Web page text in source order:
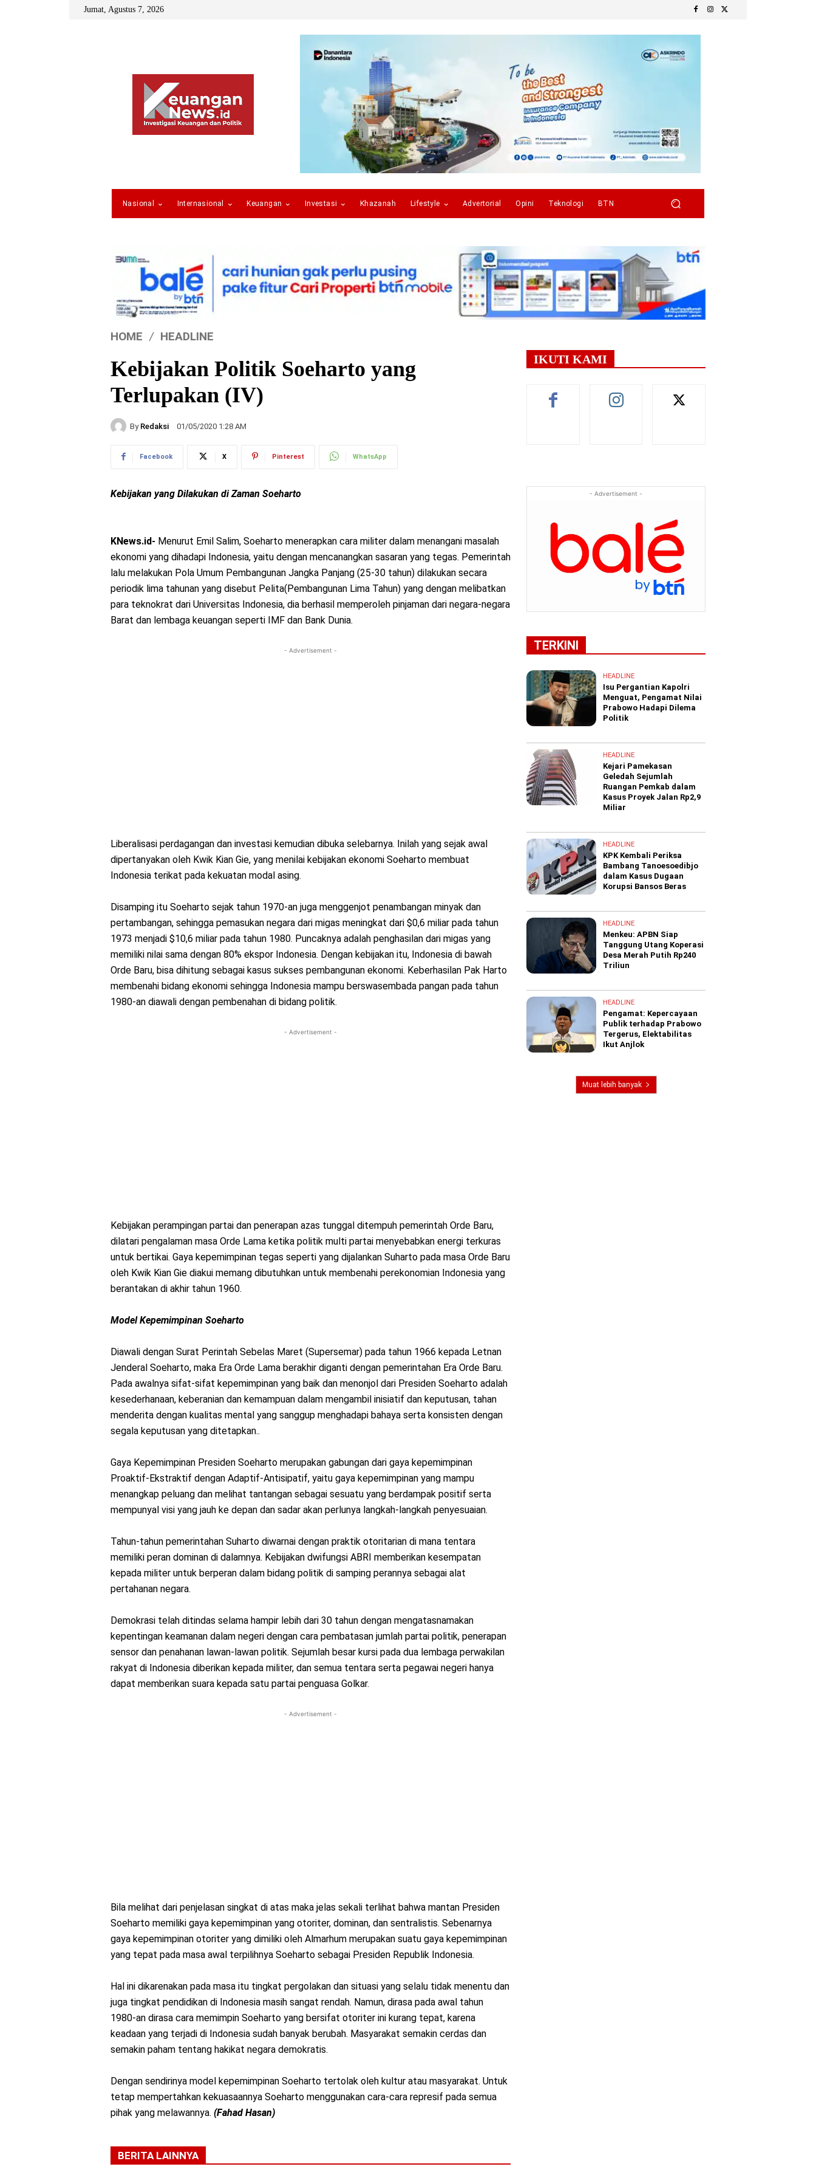
Jumat, Agustus 7, 2026
Nasional Internasional Keuangan Investasi Khazanah Lifestyle Advertorial Opini Teknologi BTN
HOME HEADLINE
Kebijakan Politik Soeharto yang
Terlupakan (IV)
By Redaksi 01/05/2020 1:28 AM
Facebook X Pinterest WhatsApp
Kebijakan yang Dilakukan di Zaman Soeharto
KNews.id- Menurut Emil Salim, Soeharto menerapkan cara militer dalam menangani masalah
ekonomi yang dihadapi Indonesia, yaitu dengan mencanangkan sasaran yang tegas. Pemerintah
lalu melakukan Pola Umum Pembangunan Jangka Panjang (25-30 tahun) dilakukan secara
periodik lima tahunan yang disebut Pelita(Pembangunan Lima Tahun) yang dengan melibatkan
para teknokrat dari Universitas Indonesia, dia berhasil memperoleh pinjaman dari negara-negara
Barat dan lembaga keuangan seperti IMF dan Bank Dunia.
- Advertisement -
Liberalisasi perdagangan dan investasi kemudian dibuka selebarnya. Inilah yang sejak awal
dipertanyakan oleh Kwik Kian Gie, yang menilai kebijakan ekonomi Soeharto membuat
Indonesia terikat pada kekuatan modal asing.
Disamping itu Soeharto sejak tahun 1970-an juga menggenjot penambangan minyak dan
pertambangan, sehingga pemasukan negara dari migas meningkat dari $0,6 miliar pada tahun
1973 menjadi $10,6 miliar pada tahun 1980. Puncaknya adalah penghasilan dari migas yang
memiliki nilai sama dengan 80% ekspor Indonesia. Dengan kebijakan itu, Indonesia di bawah
Orde Baru, bisa dihitung sebagai kasus sukses pembangunan ekonomi. Keberhasilan Pak Harto
membenahi bidang ekonomi sehingga Indonesia mampu berswasembada pangan pada tahun
1980-an diawali dengan pembenahan di bidang politik.
- Advertisement -
Kebijakan perampingan partai dan penerapan azas tunggal ditempuh pemerintah Orde Baru,
dilatari pengalaman masa Orde Lama ketika politik multi partai menyebabkan energi terkuras
untuk bertikai. Gaya kepemimpinan tegas seperti yang dijalankan Suharto pada masa Orde Baru
oleh Kwik Kian Gie diakui memang dibutuhkan untuk membenahi perekonomian Indonesia yang
berantakan di akhir tahun 1960.
Model Kepemimpinan Soeharto
Diawali dengan Surat Perintah Sebelas Maret (Supersemar) pada tahun 1966 kepada Letnan
Jenderal Soeharto, maka Era Orde Lama berakhir diganti dengan pemerintahan Era Orde Baru.
Pada awalnya sifat-sifat kepemimpinan yang baik dan menonjol dari Presiden Soeharto adalah
kesederhanaan, keberanian dan kemampuan dalam mengambil inisiatif dan keputusan, tahan
menderita dengan kualitas mental yang sanggup menghadapi bahaya serta konsisten dengan
segala keputusan yang ditetapkan..
Gaya Kepemimpinan Presiden Soeharto merupakan gabungan dari gaya kepemimpinan
Proaktif-Ekstraktif dengan Adaptif-Antisipatif, yaitu gaya kepemimpinan yang mampu
menangkap peluang dan melihat tantangan sebagai sesuatu yang berdampak positif serta
mempunyal visi yang jauh ke depan dan sadar akan perlunya langkah-langkah penyesuaian.
Tahun-tahun pemerintahan Suharto diwarnai dengan praktik otoritarian di mana tentara
memiliki peran dominan di dalamnya. Kebijakan dwifungsi ABRI memberikan kesempatan
kepada militer untuk berperan dalam bidang politik di samping perannya sebagai alat
pertahanan negara.
Demokrasi telah ditindas selama hampir lebih dari 30 tahun dengan mengatasnamakan
kepentingan keamanan dalam negeri dengan cara pembatasan jumlah partai politik, penerapan
sensor dan penahanan lawan-lawan politik. Sejumlah besar kursi pada dua lembaga perwakilan
rakyat di Indonesia diberikan kepada militer, dan semua tentara serta pegawai negeri hanya
dapat memberikan suara kepada satu partai penguasa Golkar.
- Advertisement -
Bila melihat dari penjelasan singkat di atas maka jelas sekali terlihat bahwa mantan Presiden
Soeharto memiliki gaya kepemimpinan yang otoriter, dominan, dan sentralistis. Sebenarnya
gaya kepemimpinan otoriter yang dimiliki oleh Almarhum merupakan suatu gaya kepemimpinan
yang tepat pada masa awal terpilihnya Soeharto sebagai Presiden Republik Indonesia.
Hal ini dikarenakan pada masa itu tingkat pergolakan dan situasi yang selalu tidak menentu dan
juga tingkat pendidikan di Indonesia masih sangat rendah. Namun, dirasa pada awal tahun
1980-an dirasa cara memimpin Soeharto yang bersifat otoriter ini kurang tepat, karena
keadaan yang terjadi di Indonesia sudah banyak berubah. Masyarakat semakin cerdas dan
semakin paham tentang hakikat negara demokratis.
Dengan sendirinya model kepemimpinan Soeharto tertolak oleh kultur atau masyarakat. Untuk
tetap mempertahkan kekuasaannya Soeharto menggunakan cara-cara represif pada semua
pihak yang melawannya. (Fahad Hasan)
BERITA LAINNYA
IKUTI KAMI
- Advertisement -
TERKINI
HEADLINE
Isu Pergantian Kapolri
Menguat, Pengamat Nilai
Prabowo Hadapi Dilema
Politik
HEADLINE
Kejari Pamekasan
Geledah Sejumlah
Ruangan Pemkab dalam
Kasus Proyek Jalan Rp2,9
Miliar
HEADLINE
KPK Kembali Periksa
Bambang Tanoesoedibjo
dalam Kasus Dugaan
Korupsi Bansos Beras
HEADLINE
Menkeu: APBN Siap
Tanggung Utang Koperasi
Desa Merah Putih Rp240
Triliun
HEADLINE
Pengamat: Kepercayaan
Publik terhadap Prabowo
Tergerus, Elektabilitas
Ikut Anjlok
Muat lebih banyak